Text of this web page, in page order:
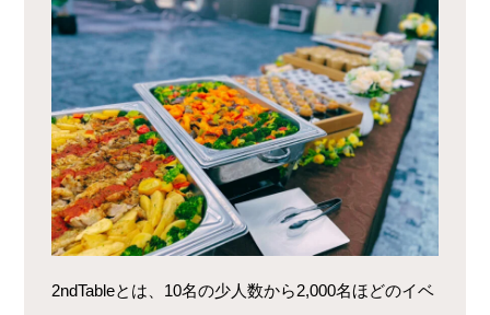
2ndTableとは、10名の少人数から2,000名ほどのイベ